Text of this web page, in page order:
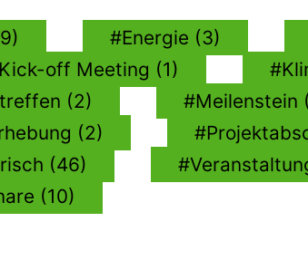
Energie (3)
Kick-off Meeting (1)
(2)
Meilenstein
(2)
(46)
(10)